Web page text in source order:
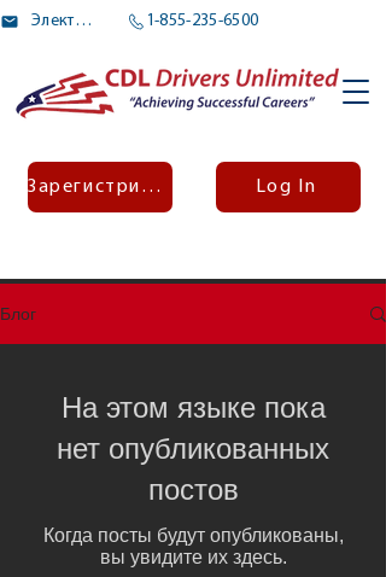
Электронное письмо 1-855-235-6500
Зарегистрироваться Log In
Блог
На этом языке пока
нет опубликованных
постов
Когда посты будут опубликованы,
вы увидите их здесь.